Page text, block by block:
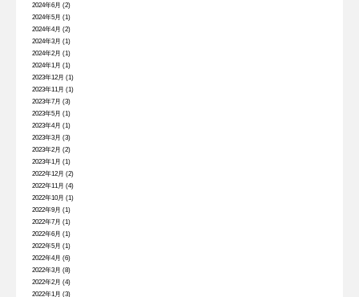
2024年6月 (2)
2024年5月 (1)
2024年4月 (2)
2024年3月 (1)
2024年2月 (1)
2024年1月 (1)
2023年12月 (1)
2023年11月 (1)
2023年7月 (3)
2023年5月 (1)
2023年4月 (1)
2023年3月 (3)
2023年2月 (2)
2023年1月 (1)
2022年12月 (2)
2022年11月 (4)
2022年10月 (1)
2022年9月 (1)
2022年7月 (1)
2022年6月 (1)
2022年5月 (1)
2022年4月 (6)
2022年3月 (8)
2022年2月 (4)
2022年1月 (3)